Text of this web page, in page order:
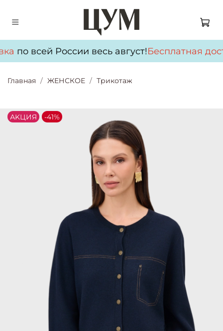
по всей России весь август!Бесплатная
Главная ЖЕНСКОЕ Трикотаж
АKЦИЯ -41%